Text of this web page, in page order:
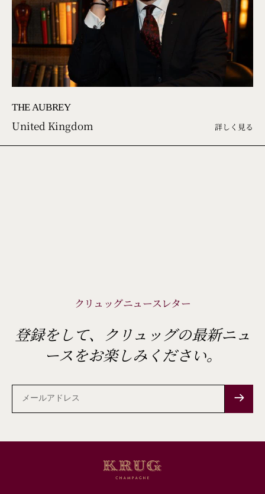
THE AUBREY
United Kingdom 詳しく見る
クリュッグニュースレター
登録をして、クリュッグの最新ニュ
ースをお楽しみください。
メ
ー
ル
ア
ド